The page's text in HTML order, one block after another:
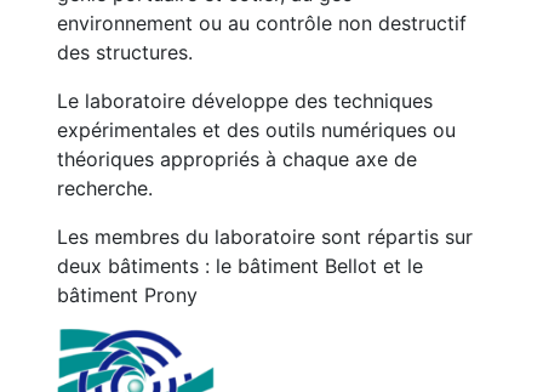
environnement ou au contrôle non destructif
des structures.
Le laboratoire développe des techniques
expérimentales et des outils numériques ou
théoriques appropriés à chaque axe de
recherche.
Les membres du laboratoire sont répartis sur
deux bâtiments : le bâtiment Bellot et le
bâtiment Prony